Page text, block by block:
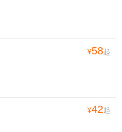
¥58起
¥42起